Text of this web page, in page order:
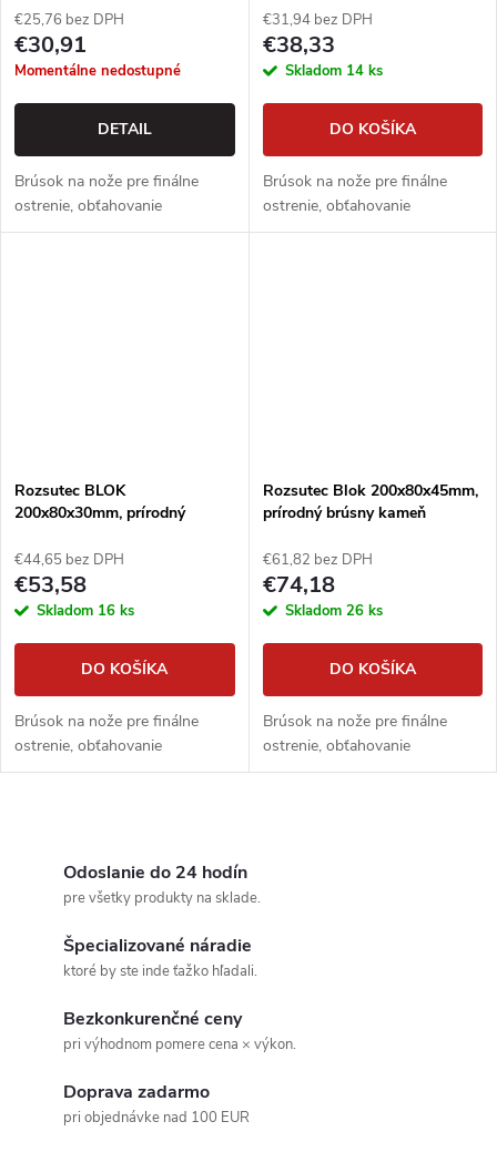
€25,76 bez DPH
€30,91
Momentálne nedostupné
DETAIL
Brúsok na nože pre finálne
ostrenie, obťahovanie
€31,94 bez DPH
€38,33
Skladom 14 ks
DO KOŠÍKA
Brúsok na nože pre finálne
ostrenie, obťahovanie
Rozsutec BLOK
200x80x30mm, prírodný
€44,65 bez DPH
€53,58
Skladom 16 ks
DO KOŠÍKA
Brúsok na nože pre finálne
ostrenie, obťahovanie
Rozsutec Blok 200x80x45mm,
prírodný brúsny kameň
€61,82 bez DPH
€74,18
Skladom 26 ks
DO KOŠÍKA
Brúsok na nože pre finálne
ostrenie, obťahovanie
Odoslanie do 24 hodín
pre všetky produkty na sklade.
Špecializované náradie
ktoré by ste inde ťažko hľadali.
Bezkonkurenčné ceny
pri výhodnom pomere cena × výkon.
Doprava zadarmo
pri objednávke nad 100 EUR